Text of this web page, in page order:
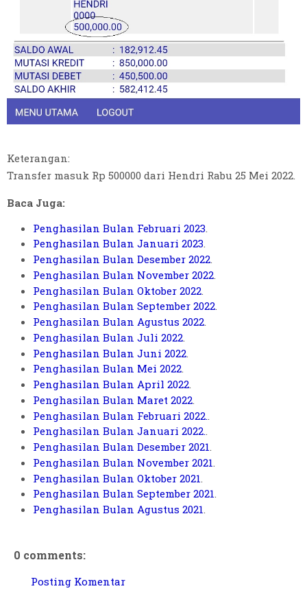
Keterangan:
Transfer masuk Rp 500000 dari Hendri Rabu 25 Mei 2022.
Baca Juga:
Penghasilan Bulan Februari 2023
Penghasilan Bulan Januari 2023.
Penghasilan Bulan Desember 2022.
Penghasilan Bulan November 2022.
Penghasilan Bulan Oktober 2022.
Penghasilan Bulan September 2022.
Penghasilan Bulan Agustus 2022.
Penghasilan Bulan Juli 2022.
Penghasilan Bulan Juni 2022.
Penghasilan Bulan Mei 2022.
Penghasilan Bulan April 2022.
Penghasilan Bulan Maret 2022.
Penghasilan Bulan Februari 2022.
Penghasilan Bulan Januari 2022..
Penghasilan Bulan Desember 2021.
Penghasilan Bulan November 2021
Penghasilan Bulan Oktober 2021
Penghasilan Bulan September 2021.
Penghasilan Bulan Agustus 2021.
0 comments:
Posting Komentar